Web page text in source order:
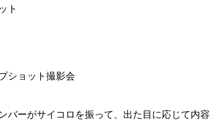
ト
ショット撮影会
バーがサイコロを振って、出た目に応じて内容